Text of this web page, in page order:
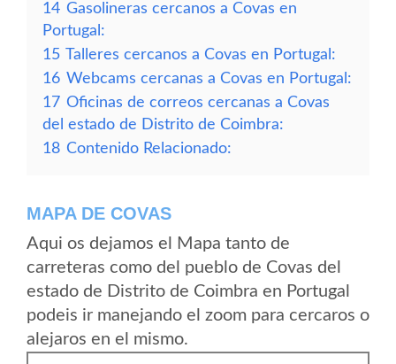
14 Gasolineras cercanos a Covas en
Portugal:
15 Talleres cercanos a Covas en Portugal:
16 Webcams cercanas a Covas en Portugal:
17 Oficinas de correos cercanas a Covas
del estado de Distrito de Coimbra:
18 Contenido Relacionado:
MAPA DE COVAS
Aqui os dejamos el Mapa tanto de
carreteras como del pueblo de Covas del
estado de Distrito de Coimbra en Portugal
podeis ir manejando el zoom para cercaros o
alejaros en el mismo.